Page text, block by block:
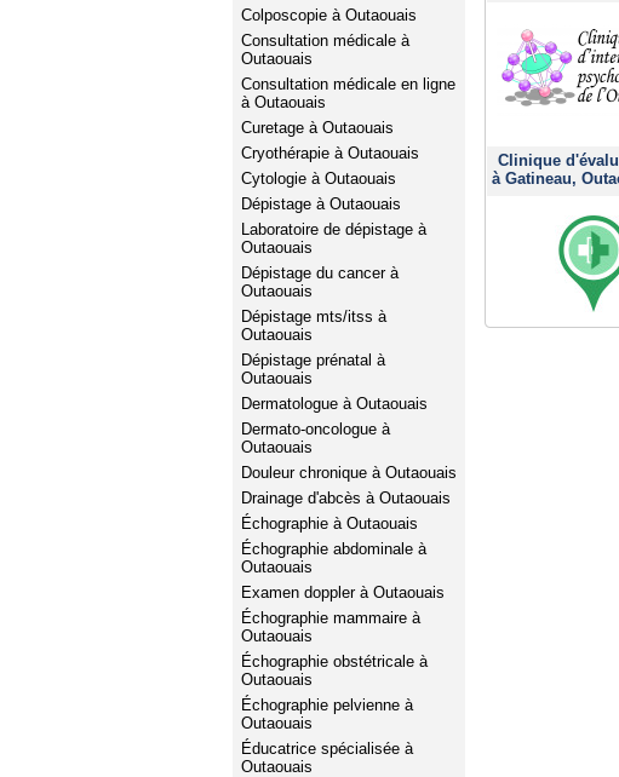
Colposcopie à Outaouais
Consultation médicale à
Outaouais
Consultation médicale en ligne
à Outaouais
Curetage à Outaouais
Cryothérapie à Outaouais
Cytologie à Outaouais
Dépistage à Outaouais
Laboratoire de dépistage à
Outaouais
Dépistage du cancer à
Outaouais
Dépistage mts/itss à
Outaouais
Dépistage prénatal à
Outaouais
Dermatologue à Outaouais
Dermato-oncologue à
Outaouais
Douleur chronique à Outaouais
Drainage d'abcès à Outaouais
Échographie à Outaouais
Échographie abdominale à
Outaouais
Examen doppler à Outaouais
Échographie mammaire à
Outaouais
Échographie obstétricale à
Outaouais
Échographie pelvienne à
Outaouais
Éducatrice spécialisée à
Outaouais
Clinique
à Gatineau,